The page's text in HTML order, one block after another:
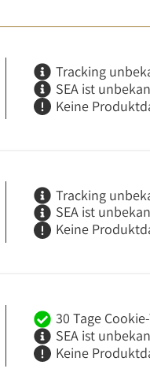
Tracking
SEA ist
Keine
Tracking
SEA ist
Keine
30 Tage
SEA ist
Keine